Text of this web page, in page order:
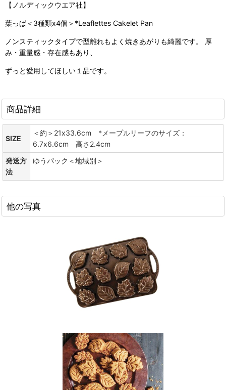
【ノルディックウエア社】
葉っぱ＜3種類x4個＞*Leaflettes Cakelet Pan
ノンスティックタイプで型離れもよく焼きあがりも綺麗です。 厚
み・重量感・存在感もあり、
ずっと愛用してほしい１品です。
商品詳細
SIZE
＜約＞21x33.6cm *メープルリーフのサイズ：
6.7x6.6cm 高さ2.4cm
発送方
法
ゆうパック＜地域別＞
他の写真